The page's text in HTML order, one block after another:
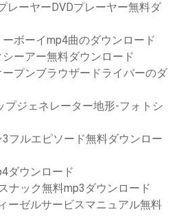
レーヤーDVDプレーヤー無料ダ
ボーイmp4曲のダウンロード
ーアー無料ダウンロード
プンブラウザードライバーのダ
プジェネレーター地形-フォトシ
フルエピソード無料ダウンロー
ダウンロード
ナック無料mp3ダウンロード
ーゼルサービスマニュアル無料